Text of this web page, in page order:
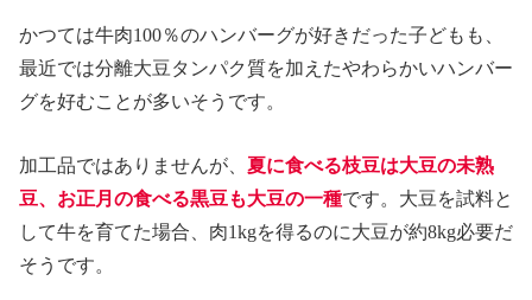
かつては牛肉100％のハンバーグが好きだった子どもも、
最近では分離大豆タンパク質を加えたやわらかいハンバー
グを好むことが多いそうです。
加工品ではありませんが、 夏に食べる枝豆は大豆の未熟
豆、お正月の食べる黒豆も大豆の一種です。大豆を試料と
して牛を育てた場合、肉1kgを得るのに大豆が約8kg必要だ
そうです。